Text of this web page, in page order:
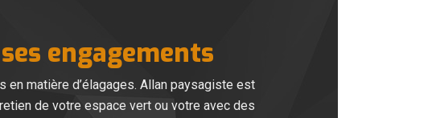
engagements
matière d’élagages. Allan paysagiste est
de votre espace vert ou votre avec des